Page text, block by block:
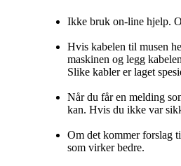
Ikke bruk on-line hjelp.
Hvis kabelen til musen
maskinen og legg
Slike kabler er laget
Når du får en melding
kan. Hvis du ikke var
Om det kommer forslag
som virker bedre.